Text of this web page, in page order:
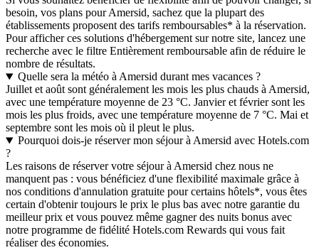
besoin, vos plans pour Amersid, sachez que la plupart des
établissements proposent des tarifs remboursables* à la réservation.
Pour afficher ces solutions d'hébergement sur notre site, lancez une
recherche avec le filtre Entièrement remboursable afin de réduire le
nombre de résultats.
Quelle sera la météo à Amersid durant mes vacances ?
Juillet et août sont généralement les mois les plus chauds à Amersid,
avec une température moyenne de 23 °C. Janvier et février sont les
mois les plus froids, avec une température moyenne de 7 °C. Mai et
septembre sont les mois où il pleut le plus.
Pourquoi dois-je réserver mon séjour à Amersid avec Hotels.com
?
Les raisons de réserver votre séjour à Amersid chez nous ne
manquent pas : vous bénéficiez d'une flexibilité maximale grâce à
nos conditions d'annulation gratuite pour certains hôtels*, vous êtes
certain d'obtenir toujours le prix le plus bas avec notre garantie du
meilleur prix et vous pouvez même gagner des nuits bonus avec
notre programme de fidélité Hotels.com Rewards qui vous fait
réaliser des économies.